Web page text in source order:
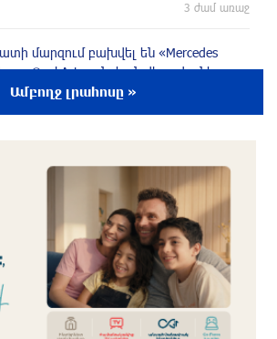
3 ժամ առաջ
մարզում բախվել են «Mercedes
ու «Opel Astra»-ն. կան վիրավnրներ
բանակցություն չի եղել. ՌԴ
3 ժամ առաջ
է գործել Կիրանց գյուղով անցնող
ճանապարհը կամուրջը
հանձնելու պատճառով.
այս օրը (10 օգոստոս)
Ամբողջ լրահոսը »